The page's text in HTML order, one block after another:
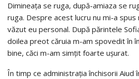
Dimineața se ruga, după-amiaza se
ruga. Despre acest lucru nu mi-a
văzut eu personal. După părintele
doilea preot căruia m-am spovedit în
bine, căci m-am simțit foarte ușurat.
În timp ce administrația închisorii Aiud